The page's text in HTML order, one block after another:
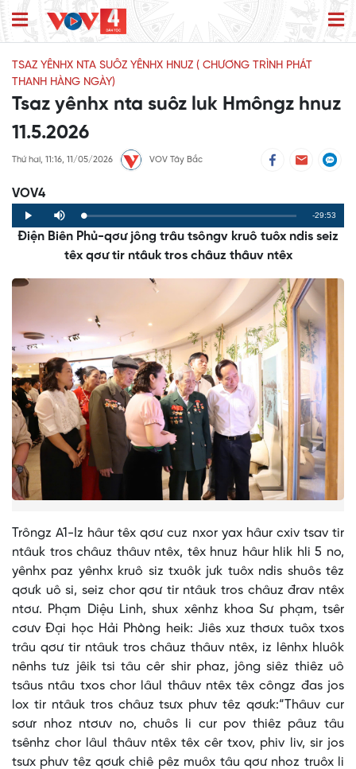
TSAZ YÊNHX NTA SUÔZ YÊNHX HNUZ ( CHƯƠNG TRÌNH PHÁT
THANH HÀNG NGÀY)
Tsaz yênhx nta suôz luk Hmôngz hnuz
11.5.2026
Thứ hai, 11:16, 11/05/2026 VOV Tây Bắc
VOV4
Play Mute Loaded:
0%
Progress:
0%
Remaining
Time
-29:53
Điện Biên Phủ-qơư jông trâu tsôngv kruô tuôx ndis seiz
têx qơư tir ntâuk tros châuz thâuv ntêx
Trôngz A1-Iz hâur têx qơư cuz nxor yax hâur cxiv tsav tir
ntâuk tros châuz thâuv ntêx, têx hnuz hâur hlik hli 5 no,
yênhx paz yênhx kruô siz txuôk jưk tuôx ndis shuôs têz
qơưk uô si, seiz chor qơư tir ntâuk tros châuz đrav ntêx
ntơư. Phạm Diệu Linh, shux xênhz khoa Sư phạm, tsêr
cơưv Đại học Hải Phòng heik: Jiês xuz thơưx tuôx txos
trâu qơư tir ntâuk tros châuz thâuv ntêx, iz lênhx hluôk
nênhs tưz jêik tsi tâu cêr shir phaz, jông siêz thiêz uô
tsâus ntâu txos chor lâul thâuv ntêx têx côngz đas jos
lox tir ntâuk tros châuz tsưx phưv têz qơưk:“Thâuv cur
sơưr nhoz ntơưv no, chuôs li cur pov thiêz pâuz tâu
tsênhz chor lâul thâuv ntêx têx cêr txov, phiv liv, sir jos
tsưx phưv têz qơưk chiê pêz muôx tâu qơư nhoz truôx li